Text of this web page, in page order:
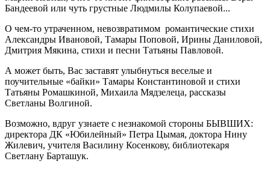
Бандеевой или чуть грустные Людмилы Колупаевой...
О чем-то утраченном, невозвратимом романтические стихи
Александры Ивановой, Тамары Поповой, Ирины Даниловой,
Дмитрия Мякина, стихи и песни Татьяны Павловой.
А может быть, Вас заставят улыбнуться веселые и
поучительные «байки» Тамары Константиновой и стихи
Татьяны Ромашкиной, Михаила Мядзелеца, рассказы
Светланы Волгиной.
Возможно, вдруг узнаете с незнакомой стороны БЫВШИХ:
директора ДК «Юбилейный» Петра Цымая, доктора Нину
Жилевич, учителя Василину Косенкову, библиотекаря
Светлану Барташук.